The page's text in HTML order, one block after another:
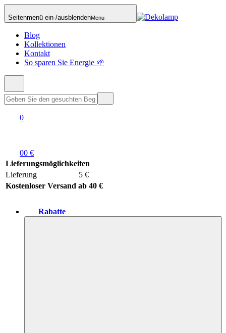
Seitenmenü ein-/ausblendenMenu
Blog
Kollektionen
Kontakt
So sparen Sie Energie 🌱
0
00 €
Lieferungsmöglichkeiten
Lieferung
5 €
Kostenloser Versand ab 40 €
Rabatte